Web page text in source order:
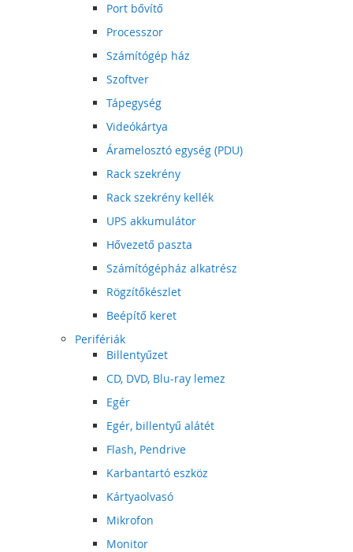
Port bővítő
Processzor
Számítógép ház
Szoftver
Tápegység
Videókártya
Áramelosztó egység (PDU)
Rack szekrény
Rack szekrény kellék
UPS akkumulátor
Hővezető paszta
Számítógépház alkatrész
Rögzítőkészlet
Beépítő keret
Perifériák
Billentyűzet
CD, DVD, Blu-ray lemez
Egér
Egér, billentyű alátét
Flash, Pendrive
Karbantartó eszköz
Kártyaolvasó
Mikrofon
Monitor